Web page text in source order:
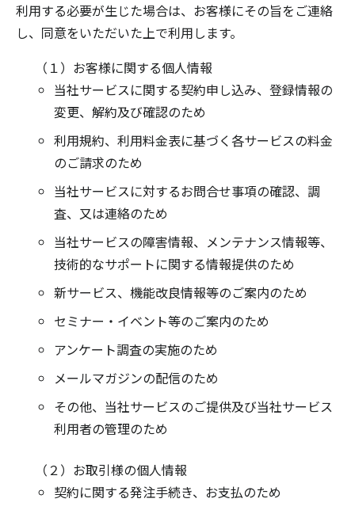
利用する必要が生じた場合は、お客様にその旨をご連絡
し、同意をいただいた上で利用します。
（１）お客様に関する個人情報
当社サービスに関する契約申し込み、登録情報の
変更、解約及び確認のため
利用規約、利用料金表に基づく各サービスの料金
のご請求のため
当社サービスに対するお問合せ事項の確認、調
査、又は連絡のため
当社サービスの障害情報、メンテナンス情報等、
技術的なサポートに関する情報提供のため
新サービス、機能改良情報等のご案内のため
セミナー・イベント等のご案内のため
アンケート調査の実施のため
メールマガジンの配信のため
その他、当社サービスのご提供及び当社サービス
利用者の管理のため
（２）お取引様の個人情報
契約に関する発注手続き、お支払のため